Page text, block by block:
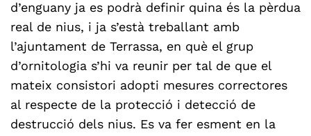
d’enguany ja es podrà definir quina és la pèrdua
real de nius, i ja s’està treballant amb
l’ajuntament de Terrassa, en què el grup
d’ornitologia s’hi va reunir per tal de que el
mateix consistori adopti mesures correctores
al respecte de la protecció i detecció de
destrucció dels nius. Es va fer esment en la